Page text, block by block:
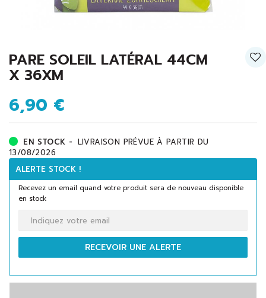
PARE SOLEIL LATÉRAL 44CM
X 36XM
6,90 €
EN STOCK - LIVRAISON PRÉVUE À PARTIR DU
13/08/2026
ALERTE STOCK !
Recevez un email quand votre produit sera de nouveau disponible
en stock
RECEVOIR UNE ALERTE